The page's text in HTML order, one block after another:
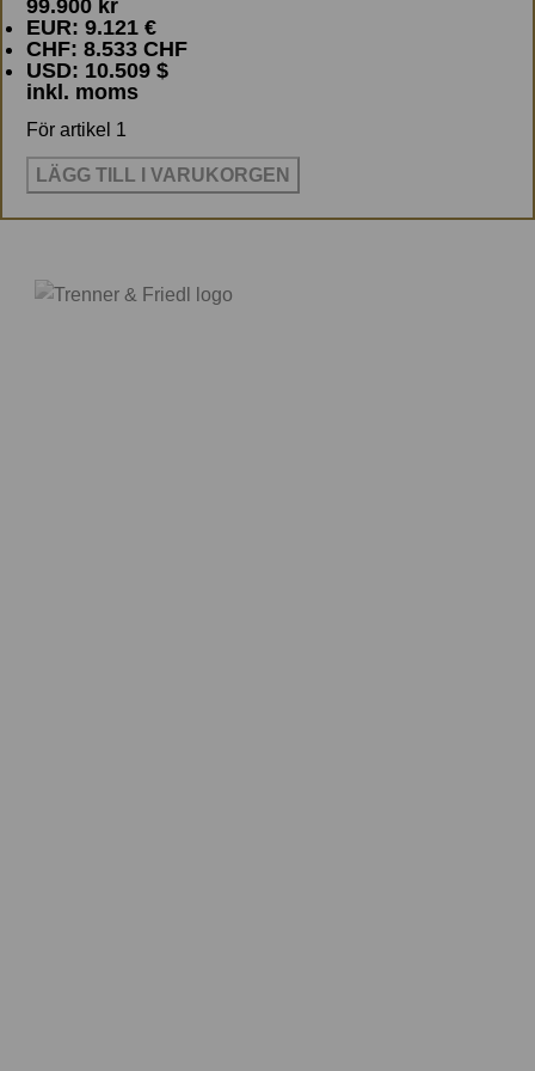
tabbarna här under
shadings much more evident.
99.900 kr
EUR: 9.121 €
CHF: 8.533 CHF
USD: 10.509 $
inkl. moms
För artikel 1
LÄGG TILL I VARUKORGEN